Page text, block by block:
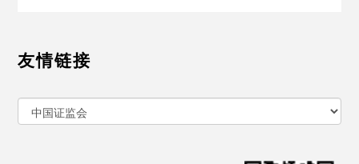
友情链接